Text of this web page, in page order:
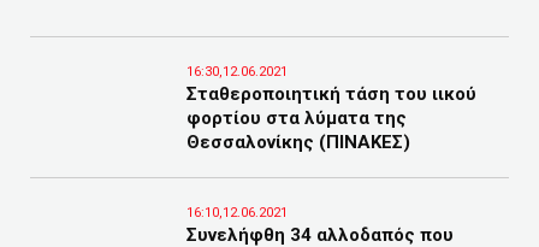
16:30,12.06.2021
Σταθεροποιητική τάση του ιικού
φορτίου στα λύματα της
Θεσσαλονίκης (ΠΙΝΑΚΕΣ)
16:10,12.06.2021
Συνελήφθη 34 αλλοδαπός που